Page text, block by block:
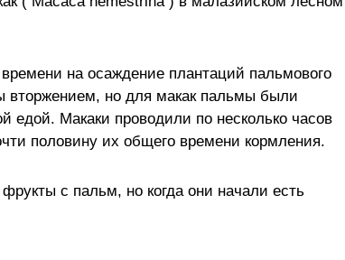
на осаждение плантаций пальмового
но для макак пальмы были
едой. Макаки проводили по несколько часов
половину их общего времени кормления.
с пальм, но когда они начали есть